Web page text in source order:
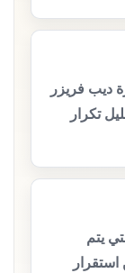
ديب فريزر
تكرار
يتم